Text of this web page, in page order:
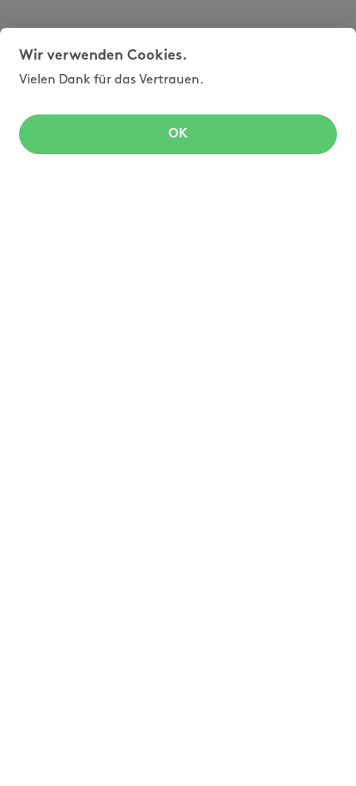
Wir verwenden Cookies.
Vielen Dank für das Vertrauen.
OK